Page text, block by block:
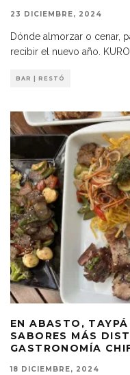
23 DICIEMBRE, 2024
Dónde almorzar o cenar,
recibir el nuevo año. KURO
BAR | RESTÓ
EN ABASTO,
SABORES MÁS
GASTRONOMÍA
18 DICIEMBRE, 2024